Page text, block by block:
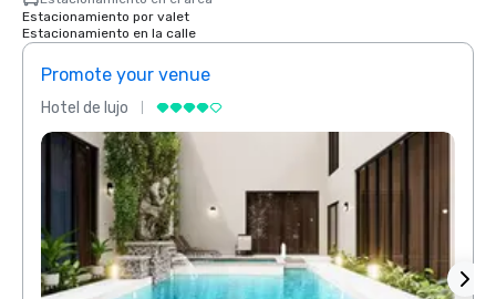
Estacionamiento por valet
Estacionamiento en la calle
Promote your venue
Hotel de lujo